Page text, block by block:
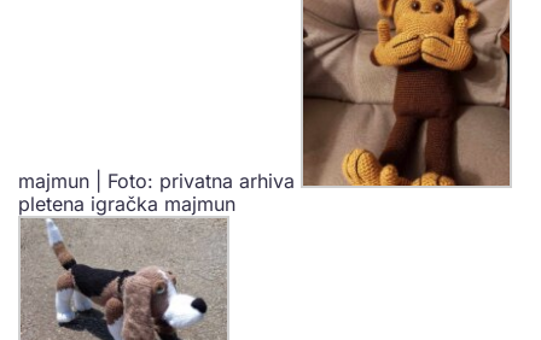
majmun | Foto: privatna arhiva
pletena igračka majmun